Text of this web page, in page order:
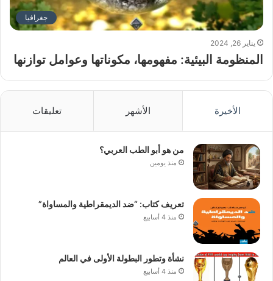
جغرافيا
يناير 26, 2024
المنظومة البيئية: مفهومها، مكوناتها وعوامل توازنها
الأخيرة الأشهر تعليقات
من هو أبو الطب العربي؟
منذ يومين
تعريف كتاب: “ضد الديمقراطية والمساواة”
منذ 4 أسابيع
نشأة وتطور البطولة الأولى في العالم
منذ 4 أسابيع